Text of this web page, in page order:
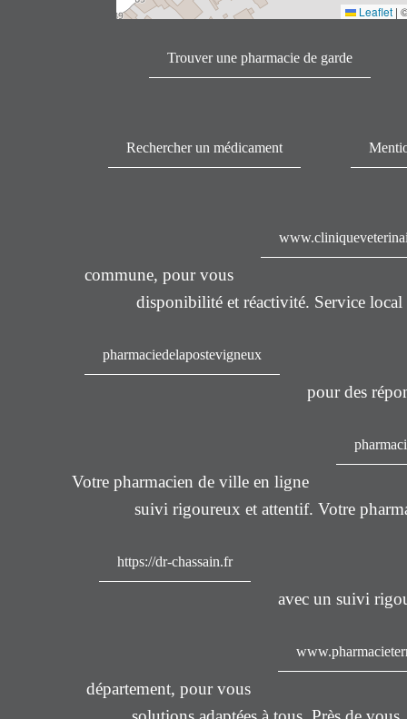
Leaflet |
Trouver une pharmacie de garde
Rechercher un médicament
commune, pour vous
disponibilité et réactivité. Service
pharmaciedelapostevigneux
pour des
Votre pharmacien de ville en ligne
suivi rigoureux et attentif. Votre
https://dr-chassain.fr
avec un suivi
département, pour vous